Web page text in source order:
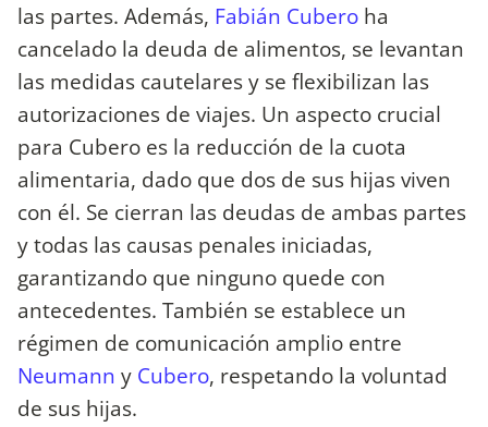
las partes. Además, Fabián Cubero ha
cancelado la deuda de alimentos, se levantan
las medidas cautelares y se flexibilizan las
autorizaciones de viajes. Un aspecto crucial
para Cubero es la reducción de la cuota
alimentaria, dado que dos de sus hijas viven
con él. Se cierran las deudas de ambas partes
y todas las causas penales iniciadas,
garantizando que ninguno quede con
antecedentes. También se establece un
régimen de comunicación amplio entre
Neumann y Cubero, respetando la voluntad
de sus hijas.